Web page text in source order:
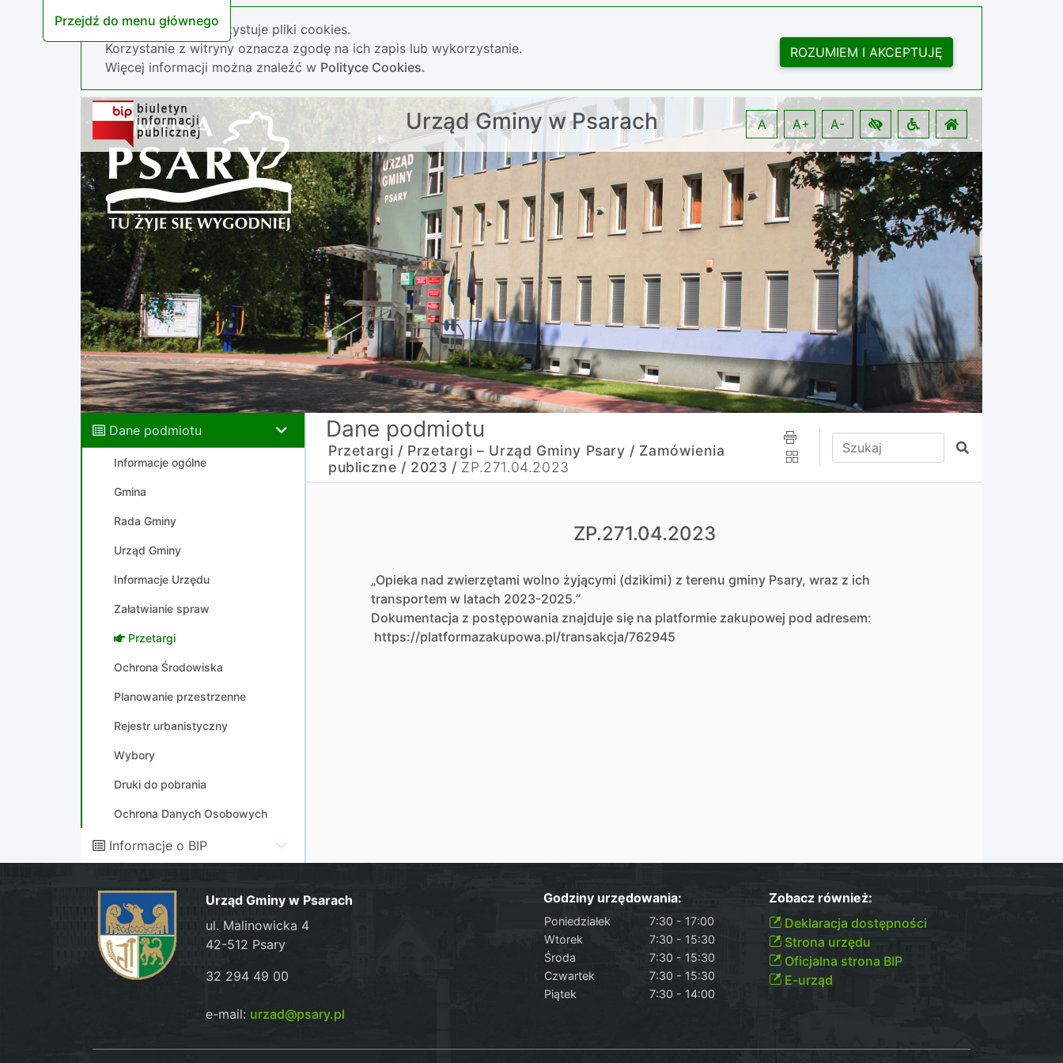
Przejdź do menu głównego
Nasza strona wykorzystuje pliki cookies.
Korzystanie z witryny oznacza zgodę na ich zapis lub wykorzystanie.
Więcej informacji można znaleźć w Polityce Cookies.
ROZUMIEM I AKCEPTUJĘ
Urząd Gminy w Psarach A A+ A-
Dane podmiotu
Informacje ogólne
Gmina
Rada Gminy
Urząd Gminy
Informacje Urzędu
Załatwianie spraw
Przetargi
Ochrona Środowiska
Planowanie przestrzenne
Rejestr urbanistyczny
Wybory
Druki do pobrania
Ochrona Danych Osobowych
Informacje o BIP
Dane podmiotu
Przetargi / Przetargi – Urząd Gminy Psary / Zamówienia
publiczne / 2023 / ZP.271.04.2023
Wpisz tekst do wyszukania
Szukaj
ZP.271.04.2023
„Opieka nad zwierzętami wolno żyjącymi (dzikimi) z terenu gminy Psary, wraz z ich
transportem w latach 2023-2025.”
Dokumentacja z postępowania znajduje się na platformie zakupowej pod adresem:
https://platformazakupowa.pl/transakcja/762945
Urząd Gminy w Psarach
ul. Malinowicka 4
42-512 Psary
32 294 49 00
e-mail: urzad@psary.pl
Godziny urzędowania:
Poniedziałek
7:30 - 17:00
Wtorek
7:30 - 15:30
Środa
7:30 - 15:30
Czwartek
7:30 - 15:30
Piątek
7:30 - 14:00
Zobacz również:
Deklaracja dostępności
Strona urzędu
Oficjalna strona BIP
E-urząd